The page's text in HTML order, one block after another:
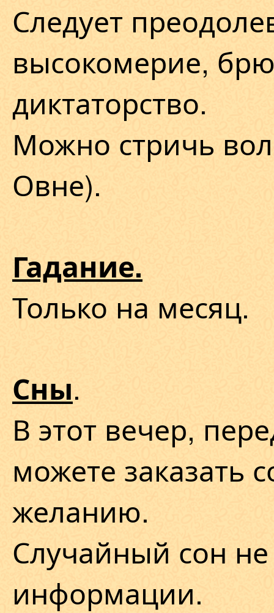
Следует
высокомерие,
диктаторство.
Можно стричь
Овне).
Гадание.
Только на месяц.
Сны.
В этот вечер,
можете заказать
желанию.
Случайный сон
информации.